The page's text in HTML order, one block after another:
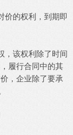
价的权利，到期即
，该权利除了时间
履行合同中的其
，企业除了要承